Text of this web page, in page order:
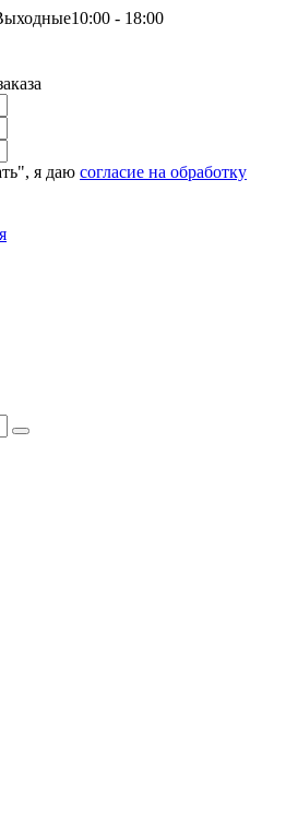
10:00 - 18:00
я даю согласие на обработку